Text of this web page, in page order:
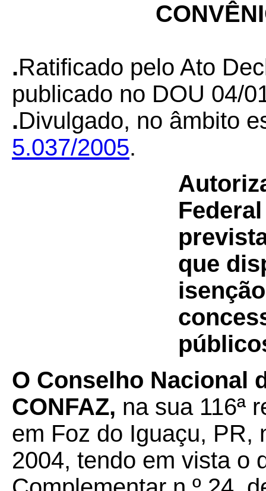
.Ratificado pelo Ato
publicado no DOU 04/
.Divulgado, no âmbito
5.037/2005.
que
O Conselho Nacional
CONFAZ, na sua 116ª
em Foz do Iguaçu, PR,
2004, tendo em vista o